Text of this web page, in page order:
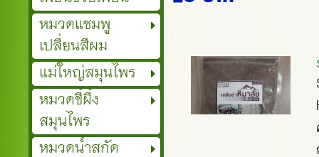
หมวดแชมพู
เปลี่ยนสีผม
แม่ใหญ่สมุนไพร
หมวดขี้ผึ้ง
สมุนไพร
หมวดน้ำสกัด